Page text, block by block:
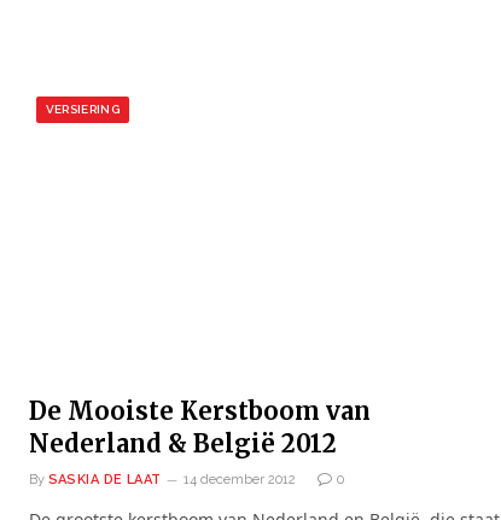
VERSIERING
De Mooiste Kerstboom van
Nederland & België 2012
By SASKIA DE LAAT 14 december 2012 0